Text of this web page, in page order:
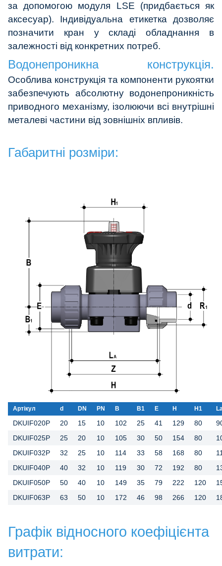
за допомогою модуля LSE (придбається як
аксесуар). Індивідуальна етикетка дозволяє
позначити кран у складі обладнання в
залежності від конкретних потреб.
Водонепроникна конструкція.
Особлива конструкція та компоненти рукоятки
забезпечують абсолютну водонепроникність
приводного механізму, ізолюючи всі внутрішні
металеві частини від зовнішніх впливів.
Габаритні розміри:
Артікул d DN PN B B1 E H H1
DKUIF020P 20 15 10 102 25 41 129 80
DKUIF025P
25 20 10 105 30 50 154 80
DKUIF032P
32 25 10 114 33 58 168 80
DKUIF040P
40 32 10 119 30 72 192 80
DKUIF050P
50 40 10 149 35 79 222 120
DKUIF063P
63 50 10 172 46 98 266 120
Графік відносного коефіцієнта
витрати: